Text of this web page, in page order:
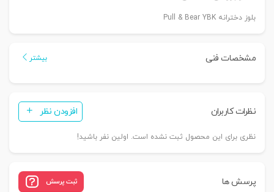
بلوز دخترانه Pull & Bear YBK
مشخصات فنی بیشتر
نظرات کاربران افزودن نظر
نظری برای این محصول ثبت نشده است. اولین نفر باشید!
پرسش ها ثبت پرسش